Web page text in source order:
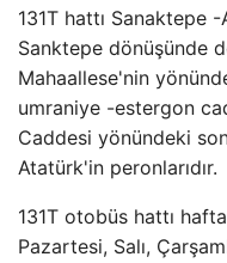
131T hattı Sanaktepe
Sanktepe dönüşünde
Mahaallese'nin
umraniye -estergon
Caddesi yönündeki
Atatürk'in peronlarıdır.
131T otobüs hattı
Pazartesi, Salı,